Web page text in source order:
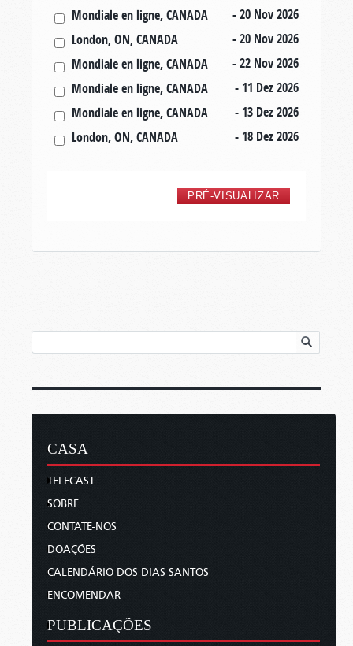
Mondiale en ligne, CANADA
- 20 Nov 2026
London, ON, CANADA
- 20 Nov 2026
Mondiale en ligne, CANADA
- 22 Nov 2026
Mondiale en ligne, CANADA
- 11 Dez 2026
Mondiale en ligne, CANADA
- 13 Dez 2026
London, ON, CANADA
- 18 Dez 2026
CASA
TELECAST
SOBRE
CONTATE-NOS
DOAÇÕES
CALENDÁRIO DOS DIAS SANTOS
ENCOMENDAR
PUBLICAÇÕES